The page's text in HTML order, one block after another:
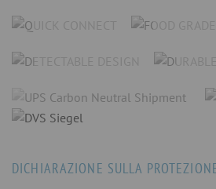
DICHIARAZIONE SULLA